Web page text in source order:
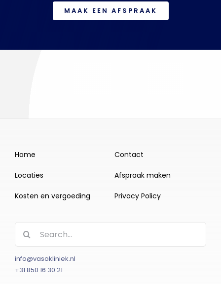
MAAK EEN AFSPRAAK
Home
Locaties
Kosten en vergoeding
Contact
Afspraak maken
Privacy Policy
Zoeken
naar:
info@vasokliniek.nl
+31 850 16 30 21